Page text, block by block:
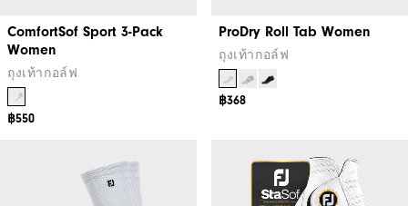
ComfortSof Sport 3-Pack
Women
ถุงเท้ากอล์ฟ
฿550
ProDry Roll Tab Women
ถุงเท้ากอล์ฟ
฿368